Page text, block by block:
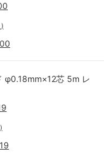
)
φ0.18mm×12芯 5m レ
)